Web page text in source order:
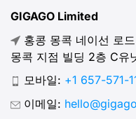
GIGAGO Limited
홍콩 몽콕 네이선 로
몽콕 지점 빌딩 2층 C유
모바일: +1 657-571-
이메일: